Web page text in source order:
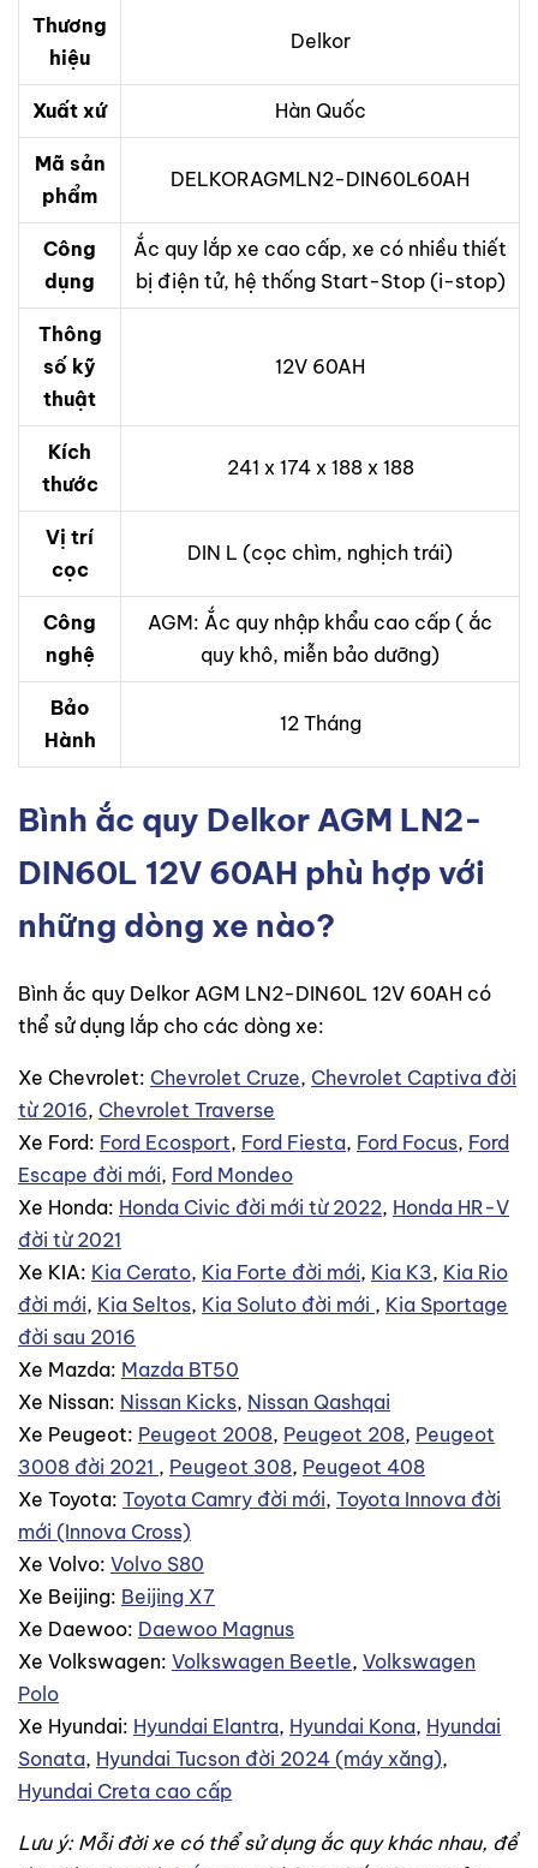
Thương
hiệu
Delkor
Xuất xứ Hàn Quốc
Mã sản
phẩm
DELKORAGMLN2-DIN60L60AH
Công
dụng
Ắc quy lắp xe cao cấp, xe có nhiều thiết
bị điện tử, hệ thống Start-Stop (i-stop)
Thông
số kỹ
thuật
12V 60AH
Kích
thước
241 x 174 x 188 x 188
Vị trí
cọc
DIN L (cọc chìm, nghịch trái)
Công
nghệ
AGM: Ắc quy nhập khẩu cao cấp ( ắc
quy khô, miễn bảo dưỡng)
Bảo
Hành
12 Tháng
Bình ắc quy Delkor AGM LN2-
DIN60L 12V 60AH phù hợp với
những dòng xe nào?
Bình ắc quy Delkor AGM LN2-DIN60L 12V 60AH có
thể sử dụng lắp cho các dòng xe:
Xe Chevrolet: Chevrolet Cruze, Chevrolet Captiva đời
từ 2016, Chevrolet Traverse
Xe Ford: Ford Ecosport, Ford Fiesta, Ford Focus, Ford
Escape đời mới, Ford Mondeo
Xe Honda: Honda Civic đời mới từ 2022, Honda HR-V
đời từ 2021
Xe KIA: Kia Cerato, Kia Forte đời mới, Kia K3, Kia Rio
đời mới, Kia Seltos, Kia Soluto đời mới , Kia Sportage
đời sau 2016
Xe Mazda: Mazda BT50
Xe Nissan: Nissan Kicks, Nissan Qashqai
Xe Peugeot: Peugeot 2008, Peugeot 208, Peugeot
3008 đời 2021 , Peugeot 308, Peugeot 408
Xe Toyota: Toyota Camry đời mới, Toyota Innova đời
mới (Innova Cross)
Xe Volvo: Volvo S80
Xe Beijing: Beijing X7
Xe Daewoo: Daewoo Magnus
Xe Volkswagen: Volkswagen Beetle, Volkswagen
Polo
Xe Hyundai: Hyundai Elantra, Hyundai Kona, Hyundai
Sonata, Hyundai Tucson đời 2024 (máy xăng),
Hyundai Creta cao cấp
Lưu ý: Mỗi đời xe có thể sử dụng ắc quy khác nhau, để